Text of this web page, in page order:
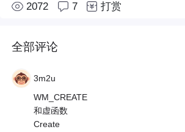
2072 7 打赏
全部评论
3m2u
WM_CREATE
和虚函数
Create